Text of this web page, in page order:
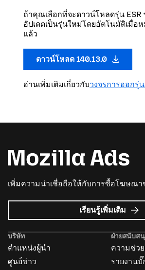
ถ้าคุณเลือกที่จะดาวน์โหลดรุ่น ESR
อัปเดตเป็นรุ่นใหม่โดยอัตโนมัติเมื่อ
แล้ว
ดาวน์โหลด 140.13.0
อ่านเพิ่มเติมเกี่ยวกับวงจรการออกรุ่
เพิ่มความน่าเชื่อถือให้กับการซื้อโฆษณ
เรียนรู้เพิ่มเติม เกี่ยว
กับ
Ads
บริษัท
ตำแหน่งผู้นำ
ศูนย์ข่าว
ฝ่ายสนับส
ความช่ว
รายงานบั๊